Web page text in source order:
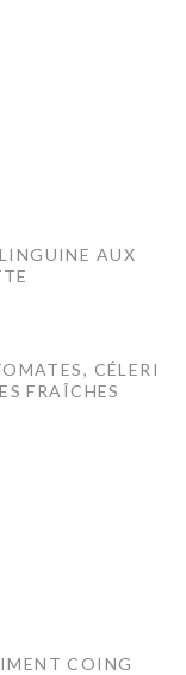
AUX
CÉLERI
FRAÎCHES
COING